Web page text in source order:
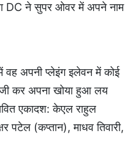
DC ने सुपर ओवर में अपने नाम
अपनी प्लेइंग इलेवन में कोई
कर अपना खोया हुआ लय
एकादश: केएल राहुल
पटेल (कप्तान), माधव तिवारी,